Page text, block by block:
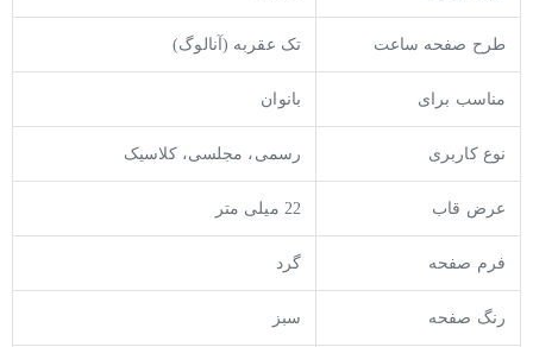
طرح صفحه ساعت تک عقربه (آنالوگ)
مناسب برای بانوان
نوع کاربری رسمی، مجلسی، کلاسیک
عرض قاب 22 میلی متر
فرم صفحه گرد
رنگ صفحه سبز